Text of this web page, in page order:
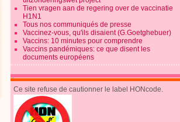
Tien vragen aan de regering over de vaccinatie
H1N1
Tous nos communiqués de presse
Vaccinez-vous, qu'ils disaient (G.Goetghebuer)
Vaccins: 10 minutes pour comprendre
Vaccins pandémiques: ce que disent les
documents européens
Ce site refuse de cautionner le label HONcode.